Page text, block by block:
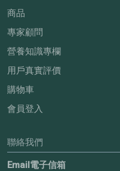
商品
專家顧問
營養知識專欄
用戶真實評價
購物車
會員登入
聯絡我們
Email電子信箱